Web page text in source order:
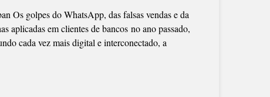
Os golpes do WhatsApp, das falsas vendas e da
aplicadas em clientes de bancos no ano passado,
cada vez mais digital e interconectado, a